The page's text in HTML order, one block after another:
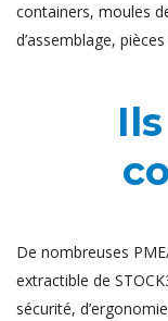
containers, moules
d’assemblage,
De nombreuses
extractible de
sécurité,